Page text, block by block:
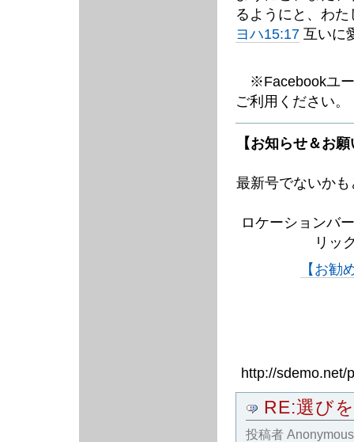
るようにと、わ
ヨハ15:17 互いに
※Facebookユー
ご利用ください。
【お知らせ＆お
最新号でないか
ロケーションバ
リッ
【お勧
http://sdemo.net/
RE:選び
投稿者